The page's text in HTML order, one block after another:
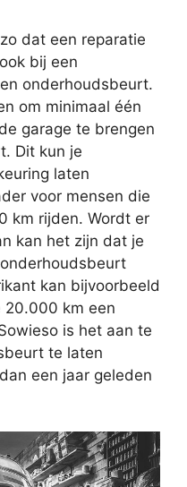
dat een reparatie
bij een
onderhoudsbeurt.
om minimaal één
garage te brengen
Dit kun je
laten
voor mensen die
km rijden. Wordt er
kan het zijn dat je
kan bijvoorbeeld
20.000 km een
is het aan te
te laten
een jaar geleden